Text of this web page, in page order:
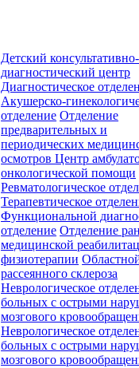
Детский консультативно-
диагностический центр
Диагностическое
Акушерско-
отделение Отделение
предварительных и
периодических
осмотровЦентр
онкологической помощи
Ревматологическое
Терапевтическое
Функциональной
отделение Отделение
медицинской
физиотерапии
рассеянного склероза
Неврологическое
больных с острыми
мозгового
Неврологическое
больных с острыми
мозгового